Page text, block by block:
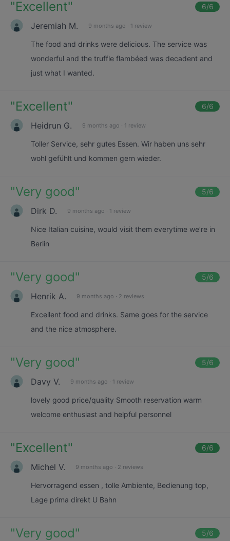
"Excellent" 6/6
Jeremiah M. 9 months ago · 1 review
The food and drinks were delicious. The service was
wonderful and the truffle flambéed was decadent and
just what I wanted.
"Excellent" 6/6
Heidrun G. 9 months ago · 1 review
Toller Service, sehr gutes Essen. Wir haben uns sehr
wohl gefühlt und kommen gern wieder.
"Very good" 5/6
Dirk D. 9 months ago · 1 review
Nice Italian cuisine, would visit them everytime we’re in
Berlin
"Very good" 5/6
Henrik A. 9 months ago · 2 reviews
Excellent food and drinks. Same goes for the service
and the nice atmosphere.
"Very good" 5/6
Davy V. 9 months ago · 1 review
lovely good price/quality Smooth reservation warm
welcome enthusiast and helpful personnel
"Excellent" 6/6
Michel V. 9 months ago · 2 reviews
Hervorragend essen , tolle Ambiente, Bedienung top,
Lage prima direkt U Bahn
"Very good" 5/6